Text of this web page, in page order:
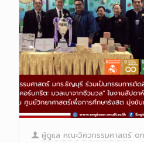
ผู้ดูแล คณะวิศวกรรมศาสตร์ on